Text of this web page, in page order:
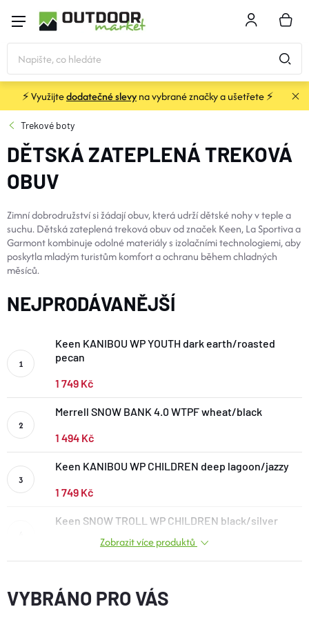
obsah
KOŠÍK
STANY
SPACÁKY
KARIMATKY
DOPLŇKY
VYBAVENÍ
CYKLISTIKA
Kontakty Napište nám
Obchodní podmínky
Ochrana osobních údajů
Reklamace
Výměna a vrácení
⚡ Využijtedodatečné slevyna vybrané značky a ušetřete ⚡
Trekové boty
DĚTSKÁ ZATEPLENÁ TREKOVÁ
OBUV
Zimní dobrodružství si žádají obuv, která udrží dětské nohy v teple a
suchu. Dětská zateplená treková obuv od značek Keen, La Sportiva a
Garmont kombinuje odolné materiály s izolačními technologiemi, aby
poskytla mladým turistům komfort a ochranu během chladných
měsíců.​
NEJPRODÁVANĚJŠÍ
Keen KANIBOU WP YOUTH dark earth/roasted
pecan
1 749 Kč
Merrell SNOW BANK 4.0 WTPF wheat/black
1 494 Kč
Keen KANIBOU WP CHILDREN deep lagoon/jazzy
1 749 Kč
Keen SNOW TROLL WP CHILDREN black/silver
Zobrazit více produktů
VYBRÁNO PRO VÁS